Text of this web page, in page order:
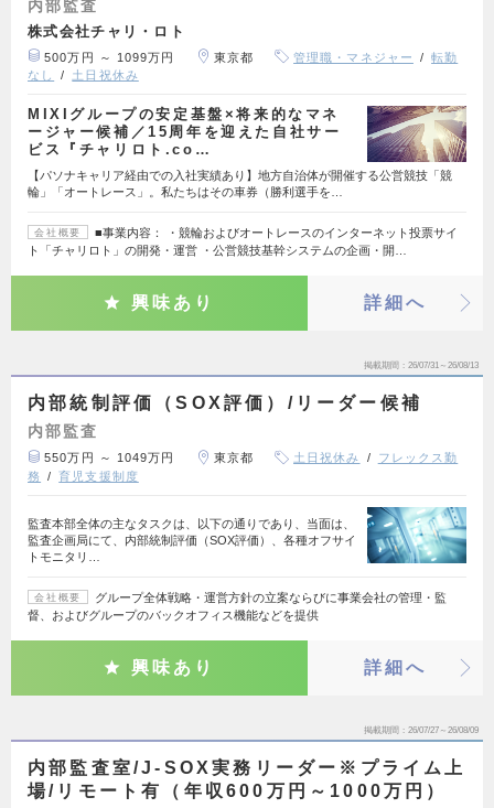
内部監査
株式会社チャリ・ロト
500万円 ～ 1099万円 東京都 管理職・マネジャー
転勤
なし
土日祝休み
MIXIグループの安定基盤×将来的なマネ
ージャー候補／15周年を迎えた自社サー
ビス『チャリロト.co…
【パソナキャリア経由での入社実績あり】地方自治体が開催する公営競技「競
輪」「オートレース」。私たちはその車券（勝利選手を…
会社概要
■事業内容： ・競輪およびオートレースのインターネット投票サイ
ト「チャリロト」の開発・運営 ・公営競技基幹システムの企画・開…
興味あり 詳細へ
掲載期間 26/07/31～26/08/13
内部統制評価（SOX評価）/リーダー候補
内部監査
550万円 ～ 1049万円 東京都 土日祝休み
フレックス勤
務
育児支援制度
監査本部全体の主なタスクは、以下の通りであり、当面は、
監査企画局にて、内部統制評価（SOX評価）、各種オフサイ
トモニタリ…
会社概要
グループ全体戦略・運営方針の立案ならびに事業会社の管理・監
督、およびグループのバックオフィス機能などを提供
興味あり 詳細へ
掲載期間 26/07/27～26/08/09
内部監査室/J-SOX実務リーダー※プライム上
場/リモート有（年収600万円～1000万円）